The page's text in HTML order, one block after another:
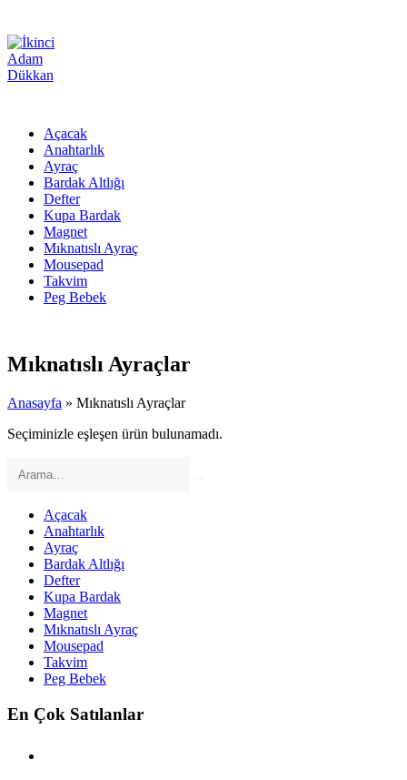
Açacak
Anahtarlık
Ayraç
Bardak Altlığı
Defter
Kupa Bardak
Magnet
Mıknatıslı Ayraç
Mousepad
Takvim
Peg Bebek
Mıknatıslı Ayraçlar
Anasayfa » Mıknatıslı Ayraçlar
Seçiminizle eşleşen ürün bulunamadı.
Açacak
Anahtarlık
Ayraç
Bardak Altlığı
Defter
Kupa Bardak
Magnet
Mıknatıslı Ayraç
Mousepad
Takvim
Peg Bebek
En Çok Satılanlar